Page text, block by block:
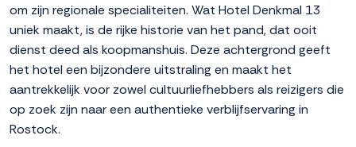
om zijn regionale specialiteiten. Wat Hotel Denkmal 13
uniek maakt, is de rijke historie van het pand, dat ooit
dienst deed als koopmanshuis. Deze achtergrond geeft
het hotel een bijzondere uitstraling en maakt het
aantrekkelijk voor zowel cultuurliefhebbers als reizigers die
op zoek zijn naar een authentieke verblijfservaring in
Rostock.